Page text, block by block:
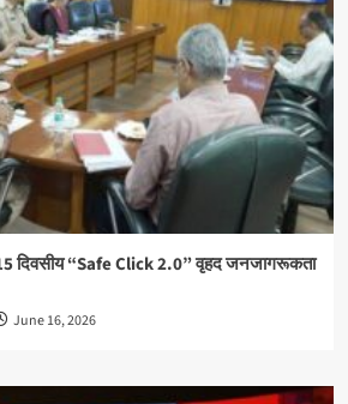
15 दिवसीय “Safe Click 2.0” वृहद जनजागरूकता
June 16, 2026